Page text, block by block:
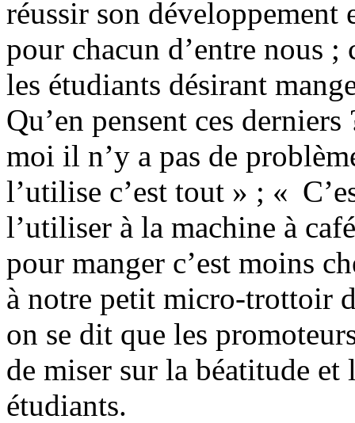
réussir son développement
pour chacun d’entre nous
les étudiants désirant
Qu’en pensent ces
moi il n’y a pas de
l’utilise c’est tout » ; «
l’utiliser à la machine à
pour manger c’est moins
à notre petit micro-trottoir
on se dit que les
de miser sur la béatitude et
étudiants.